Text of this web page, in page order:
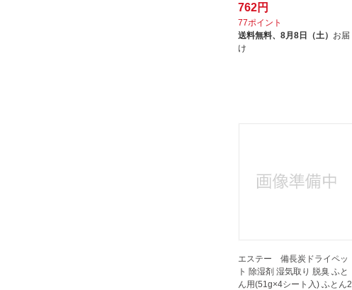
762円
77ポイント
送料無料、 8月8日（土） お届
け
エステー 備長炭ドライペッ
ト 除湿剤 湿気取り 脱臭 ふと
ん用(51g×4シート入) ふとん2